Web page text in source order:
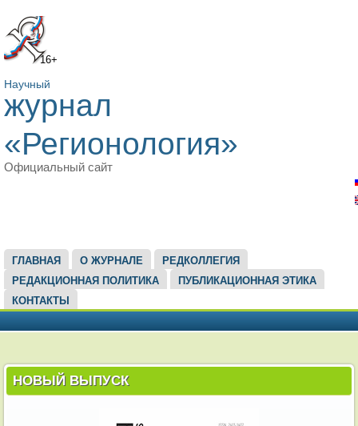
16+
Научный
журнал
«Регионология»
Официальный сайт
ГЛАВНОЕ МЕНЮ
ГЛАВНАЯ О ЖУРНАЛЕ
РЕДКОЛЛЕГИЯ
РЕДАКЦИОННАЯ ПОЛИТИКА
ПУБЛИКАЦИОННАЯ ЭТИКА
КОНТАКТЫ
НОВЫЙ ВЫПУСК